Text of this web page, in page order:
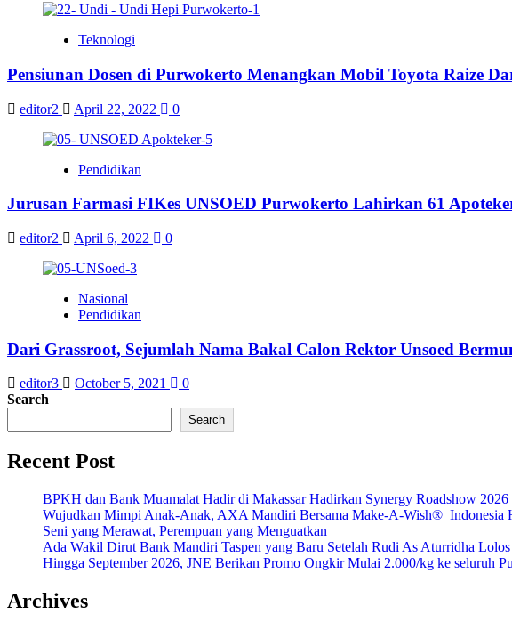
Teknologi
Pensiunan Dosen di Purwokerto Menangkan Mobil Toyota Raize
editor2 April 22, 2022 0
Pendidikan
Jurusan Farmasi FIKes UNSOED Purwokerto Lahirkan 61
editor2 April 6, 2022 0
Nasional
Pendidikan
Dari Grassroot, Sejumlah Nama Bakal Calon Rektor Unsoed
editor3 October 5, 2021
0
Search
Search
Recent Post
BPKH dan Bank Muamalat Hadir di Makassar Hadirkan Synergy Roadshow 2026
Wujudkan Mimpi Anak-Anak, AXA Mandiri Bersama Make-A-Wish® Indonesia
Seni yang Merawat, Perempuan yang Menguatkan
Ada Wakil Dirut Bank Mandiri Taspen yang Baru Setelah Rudi As Aturridha
Hingga September 2026, JNE Berikan Promo Ongkir Mulai 2.000/kg ke seluruh
Archives